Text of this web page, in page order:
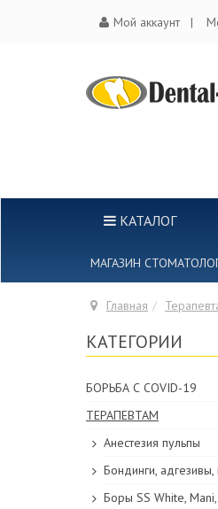
Мой аккаунт
КАТАЛОГ
МАГАЗИН
Главная
КАТЕГОРИИ
БОРЬБА С COVID-19
ТЕРАПЕВТАМ
Анестезия пульпы
Бондинги, адгезивы,
Боры SS White,